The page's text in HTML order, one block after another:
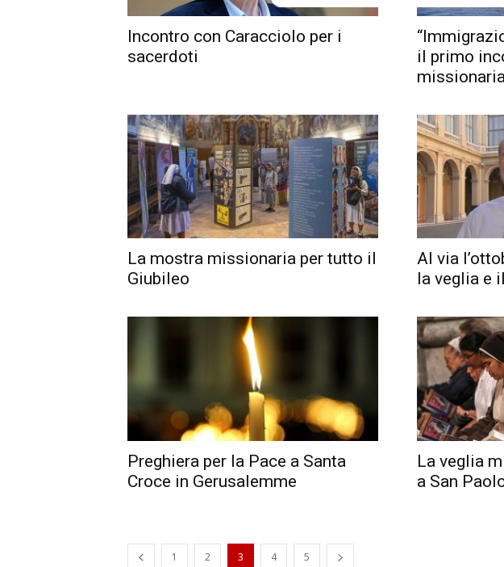
Incontro con Caracciolo per i
sacerdoti
il primo
La mostra missionaria per tutto il
Giubileo
Al via
la veglia e
Preghiera per la Pace a Santa
Croce in Gerusalemme
La veglia
a San
1 2 3 4 5